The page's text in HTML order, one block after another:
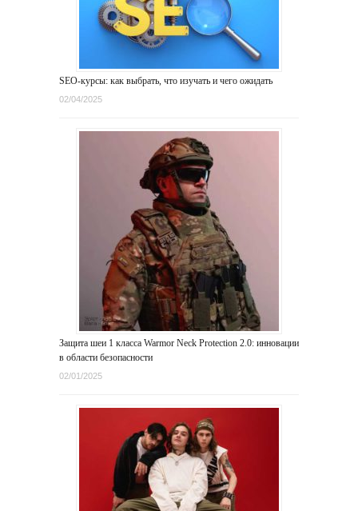
SEO-курсы: как выбрать, что изучать и чего ожидать
02/04/2025
Защита шеи 1 класса Warmor Neck Protection 2.0: инновации
в области безопасности
02/01/2025